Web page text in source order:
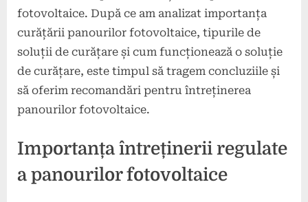
fotovoltaice. După ce am analizat importanța
curățării panourilor fotovoltaice, tipurile de
soluții de curățare și cum funcționează o soluție
de curățare, este timpul să tragem concluziile și
să oferim recomandări pentru întreținerea
panourilor fotovoltaice.
Importanța întreținerii regulate
a panourilor fotovoltaice